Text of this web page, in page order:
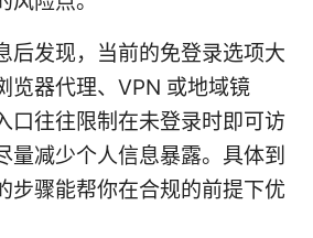
后发现，当前的免登录选项大
览器代理、VPN 或地域镜
口往往限制在未登录时即可访
量减少个人信息暴露。具体到
步骤能帮你在合规的前提下优